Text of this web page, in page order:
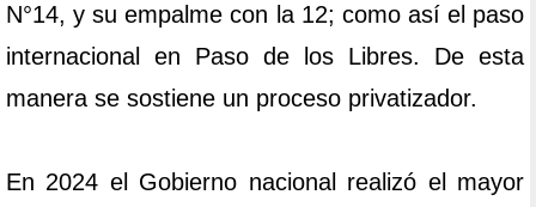
N°14, y su empalme con la 12; como así el paso
internacional en Paso de los Libres. De esta
manera se sostiene un proceso privatizador.
En 2024 el Gobierno nacional realizó el mayor